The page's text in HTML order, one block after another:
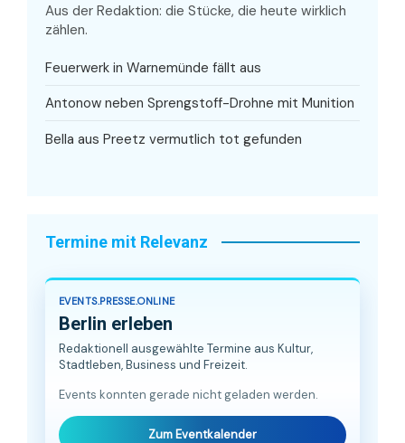
Aus der Redaktion: die Stücke, die heute wirklich
zählen.
Feuerwerk in Warnemünde fällt aus
Antonow neben Sprengstoff-Drohne mit Munition
Bella aus Preetz vermutlich tot gefunden
Termine mit Relevanz
EVENTS.PRESSE.ONLINE
Berlin erleben
Redaktionell ausgewählte Termine aus Kultur,
Stadtleben, Business und Freizeit.
Events konnten gerade nicht geladen werden.
Zum Eventkalender